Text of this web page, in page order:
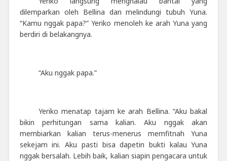
dilemparkan oleh Bellina dan melindungi tubuh Yuna.
“Kamu nggak papa?” Yeriko menoleh ke arah Yuna yang
berdiri di belakangnya.
“Aku nggak papa.”
Yeriko menatap tajam ke arah Bellina. “Aku bakal
bikin perhitungan sama kalian. Aku nggak akan
membiarkan kalian terus-menerus memfitnah Yuna
sekejam ini. Aku pasti bisa dapetin bukti kalau Yuna
nggak bersalah. Lebih baik, kalian siapin pengacara untuk